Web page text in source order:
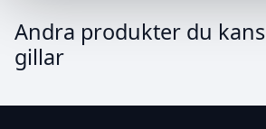
Andra produkter du
gillar